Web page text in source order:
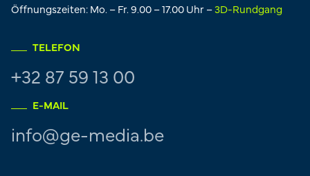
Öffnungszeiten: Mo. – Fr. 9.00 – 17.00 Uhr –3D-Rundgang
TELEFON
+32 87 59 13 00
E-MAIL
info@ge-media.be